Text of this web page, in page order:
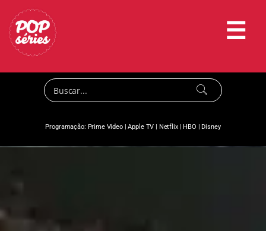
☰
Programação: Prime Video|Apple TV | Netflix|HBO |Disney